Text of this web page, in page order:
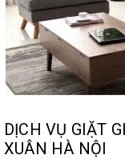
DỊCH VỤ GIẶT
XUÂN HÀ NỘI